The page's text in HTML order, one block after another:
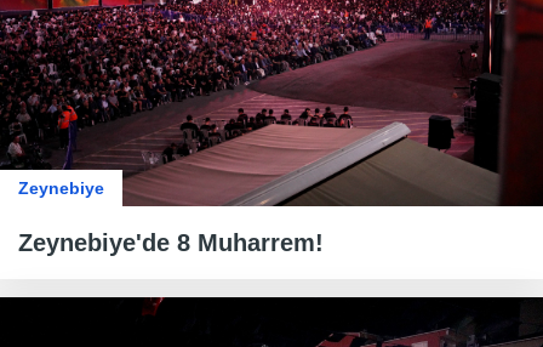
Zeynebiye
Zeynebiye'de 8 Muharrem!